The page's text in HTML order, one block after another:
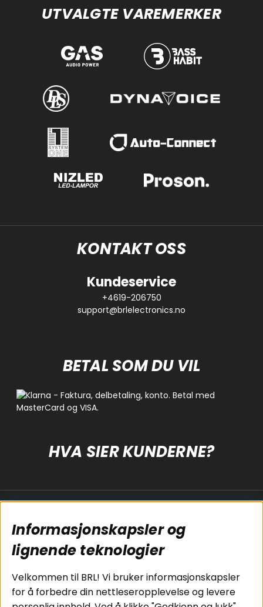
UTVALGTE VAREMERKER
KONTAKT OSS
Kundeservice
+4619-206750
support@brlelectronics.no
BETAL SOM DU VIL
HVA SIER KUNDERNE?
Koblingsguide for
subwoofers
Tilkobling av
bilforsterker
Koblingsguide for
Cookies
Kjøpsvilkår
Personvernpolicy
Service / Garanti /
Retur
Informasjonskapsler og
lignende teknologier
Velkommen til BRL! Vi bruker informasjonskapsler
for å forbedre din nettleseropplevelse og levere